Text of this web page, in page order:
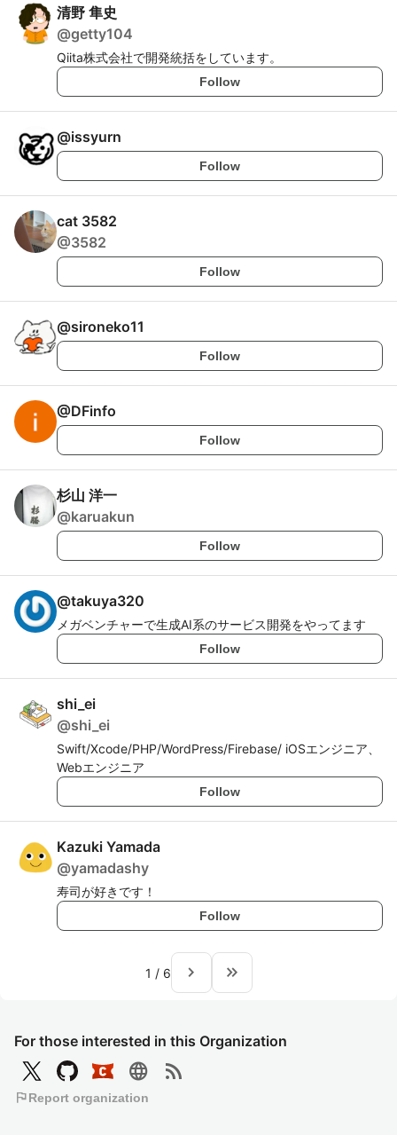
For those interested in this Organization
language rss_feed
flagReport organization
清野 隼史
@getty104
Qiita株式会社で開発統括をしています。
Follow
@issyurn
Follow
cat 3582
@3582
Follow
@sironeko11
Follow
@DFinfo
Follow
杉山 洋一
@karuakun
Follow
@takuya320
メガベンチャーで生成AI系のサービス開発をやってます
Follow
shi_ei
@shi_ei
Swift/Xcode/PHP/WordPress/Firebase/ iOSエンジニア、
Webエンジニア
Follow
Kazuki Yamada
@yamadashy
寿司が好きです！
Follow
1 / 6 navigate_next keyboard_double_arrow_right